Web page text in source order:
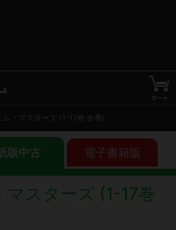
ル・マスターズ (1-17巻 全巻)
版中古 電子書籍版
スターズ (1-17巻